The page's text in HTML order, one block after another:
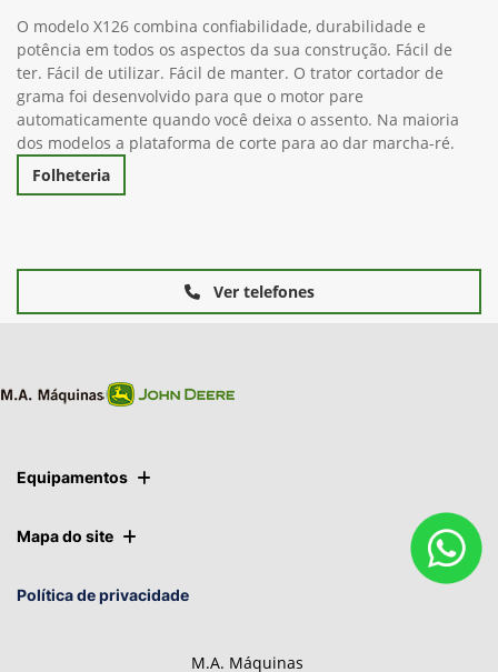
O modelo X126 combina confiabilidade, durabilidade e
potência em todos os aspectos da sua construção. Fácil de
ter. Fácil de utilizar. Fácil de manter. O trator cortador de
grama foi desenvolvido para que o motor pare
automaticamente quando você deixa o assento. Na maioria
dos modelos a plataforma de corte para ao dar marcha-ré.
Folheteria
Ver telefones
Equipamentos
Mapa do site
Política de privacidade
M.A. Máquinas